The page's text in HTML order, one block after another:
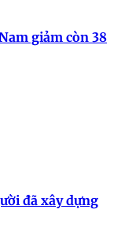
giảm còn 38
đã xây dựng